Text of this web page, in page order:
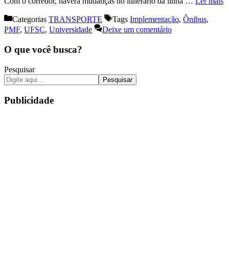
Categorias TRANSPORTE Tags Implementação, Ônibus,
PMF, UFSC, Universidade Deixe um comentário
O que você busca?
Pesquisar
Pesquisar
Publicidade